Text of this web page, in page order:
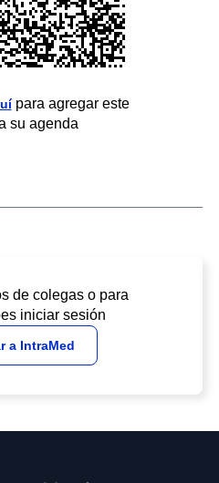
para agregar este
su agenda
de colegas o para
iniciar sesión
a IntraMed